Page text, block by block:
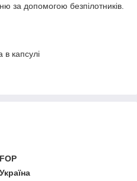
за допомогою безпілотників.
капсулі
FOP
Україна